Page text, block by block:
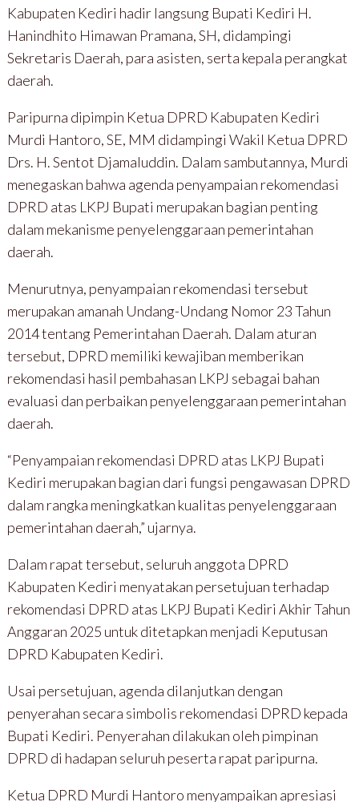
Kabupaten Kediri hadir langsung Bupati Kediri H.
Hanindhito Himawan Pramana, SH, didampingi
Sekretaris Daerah, para asisten, serta kepala perangkat
daerah.
Paripurna dipimpin Ketua DPRD Kabupaten Kediri
Murdi Hantoro, SE, MM didampingi Wakil Ketua DPRD
Drs. H. Sentot Djamaluddin. Dalam sambutannya, Murdi
menegaskan bahwa agenda penyampaian rekomendasi
DPRD atas LKPJ Bupati merupakan bagian penting
dalam mekanisme penyelenggaraan pemerintahan
daerah.
Menurutnya, penyampaian rekomendasi tersebut
merupakan amanah Undang-Undang Nomor 23 Tahun
2014 tentang Pemerintahan Daerah. Dalam aturan
tersebut, DPRD memiliki kewajiban memberikan
rekomendasi hasil pembahasan LKPJ sebagai bahan
evaluasi dan perbaikan penyelenggaraan pemerintahan
daerah.
“Penyampaian rekomendasi DPRD atas LKPJ Bupati
Kediri merupakan bagian dari fungsi pengawasan DPRD
dalam rangka meningkatkan kualitas penyelenggaraan
pemerintahan daerah,” ujarnya.
Dalam rapat tersebut, seluruh anggota DPRD
Kabupaten Kediri menyatakan persetujuan terhadap
rekomendasi DPRD atas LKPJ Bupati Kediri Akhir Tahun
Anggaran 2025 untuk ditetapkan menjadi Keputusan
DPRD Kabupaten Kediri.
Usai persetujuan, agenda dilanjutkan dengan
penyerahan secara simbolis rekomendasi DPRD kepada
Bupati Kediri. Penyerahan dilakukan oleh pimpinan
DPRD di hadapan seluruh peserta rapat paripurna.
Ketua DPRD Murdi Hantoro menyampaikan apresiasi